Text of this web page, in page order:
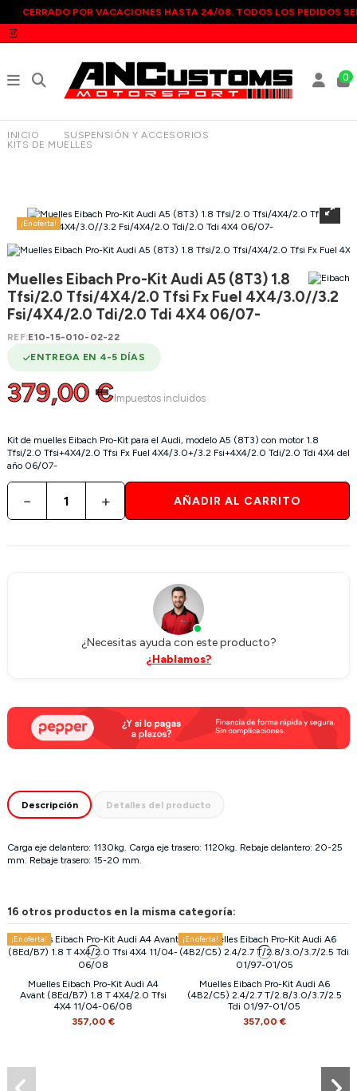
CERRADO POR VACACIONES HASTA 24/08. TODOS LOS PEDIDOS
0
INICIO
SUSPENSIÓN Y ACCESORIOS
KITS DE MUELLES
¡En oferta!
Muelles Eibach Pro-Kit Audi A5 (8T3) 1.8
Tfsi/2.0 Tfsi/4X4/2.0 Tfsi Fx Fuel 4X4/3.0//3.2
Fsi/4X4/2.0 Tdi/2.0 Tdi 4X4 06/07-
REF:E10-15-010-02-22
ENTREGA EN 4-5 DÍAS
379,00 € Impuestos incluidos
Kit de muelles Eibach Pro-Kit para el Audi, modelo A5 (8T3) con motor 1.8
Tfsi/2.0 Tfsi+4X4/2.0 Tfsi Fx Fuel 4X4/3.0+/3.2 Fsi+4X4/2.0 Tdi/2.0 Tdi 4X4 del
año 06/07-
− + AÑADIR AL CARRITO
¿Necesitas ayuda con este producto?
¿Hablamos?
Descripción Detalles del producto
Carga eje delantero: 1130kg. Carga eje trasero: 1120kg. Rebaje delantero: 20-25
mm. Rebaje trasero: 15-20 mm.
16 otros productos en la misma categoría:
¡En oferta!
Muelles Eibach Pro-Kit Audi A4
Avant (8Ed/B7) 1.8 T 4X4/2.0 Tfsi
4X4 11/04-06/08
357,00 €
¡En oferta!
Muelles Eibach Pro-Kit Audi A6
(4B2/C5) 2.4/2.7 T/2.8/3.0/3.7/2.5
Tdi 01/97-01/05
357,00 €